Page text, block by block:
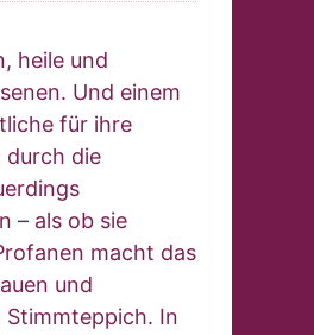
heile und
Und einem
für ihre
durch die
– als ob sie
macht das
und
In